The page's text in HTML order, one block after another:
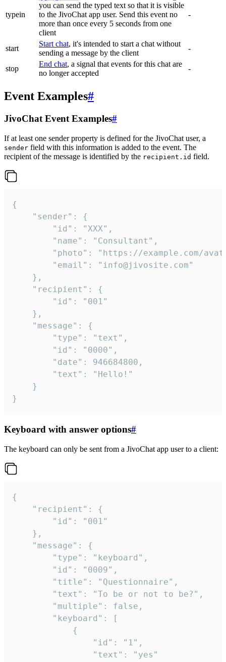
typein
you can send the typed text so that it is visible
to the JivoChat app user. Send this event no
more than once every 5 seconds from one
client
-
start
Start chat, it's intended to start a chat without
sending a message by the client
-
stop
End chat, a signal that events for this chat are
no longer accepted
-
Event Examples#
JivoChat Event Examples#
If at least one sender property is defined for the JivoChat user, a
sender field with this information is added to the event. The
recipient of the message is identified by the recipient.id field.
{
}
Keyboard with answer options#
The keyboard can only be sent from a JivoChat app user to a client:
{